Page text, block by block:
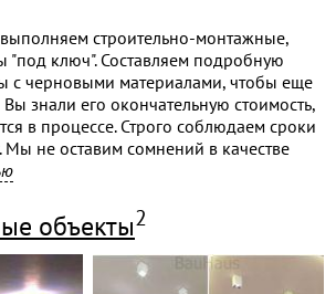
строительно-монтажные,
"под ключ". Составляем подробную
с черновыми материалами, чтобы еще
знали его окончательную стоимость,
в процессе. Строго соблюдаем сроки
не оставим сомнений в качестве
предоставляем гарантию до 5 лет.
репутацию надежного подрядчика,
усилия для того, чтобы Вы были
и обратились к нам снова через год,
объекты2